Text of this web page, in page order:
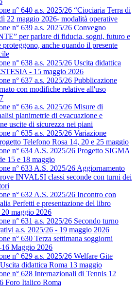
n° 640 a.s. 2025/26 “Ciociaria Terra di
22 maggio 2026- modalità operative
n° 639 a.s. 2025/26 Convegno
per parlare di fiducia, sogni, futuro e
proteggono, anche quando il presente
n° 638 a.s. 2025/26 Uscita didattica
- 15 maggio 2026
n° 637 a.s. 2025/26 Pubblicazione
con modifiche relative all'uso
n° 636 a.s. 2025/26 Misure di
planimetrie di evacuazione e
uscite di sicurezza nei piani
n° 635 a.s. 2025/26 Variazione
Telefono Rosa 14, 20 e 25 maggio
n° 634 A.S. 2025/26 Progetto SIGMA
15 e 18 maggio
n° 633 A.S. 2025/26 Aggiornamento
INVALSI classi seconde con turni dei
n° 632 A.S. 2025/26 Incontro con
Perfetti e presentazione del libro
20 maggio 2026
n° 631 a.s. 2025/26 Secondo turno
a.s. 2025/26 - 19 maggio 2026
n° 630 Terza settimana soggiorni
Maggio 2026
n° 629 a.s. 2025/26 Welfare Gite
didattica Roma 13 maggio
n° 628 Internazionali di Tennis 12
Foro Italico Roma